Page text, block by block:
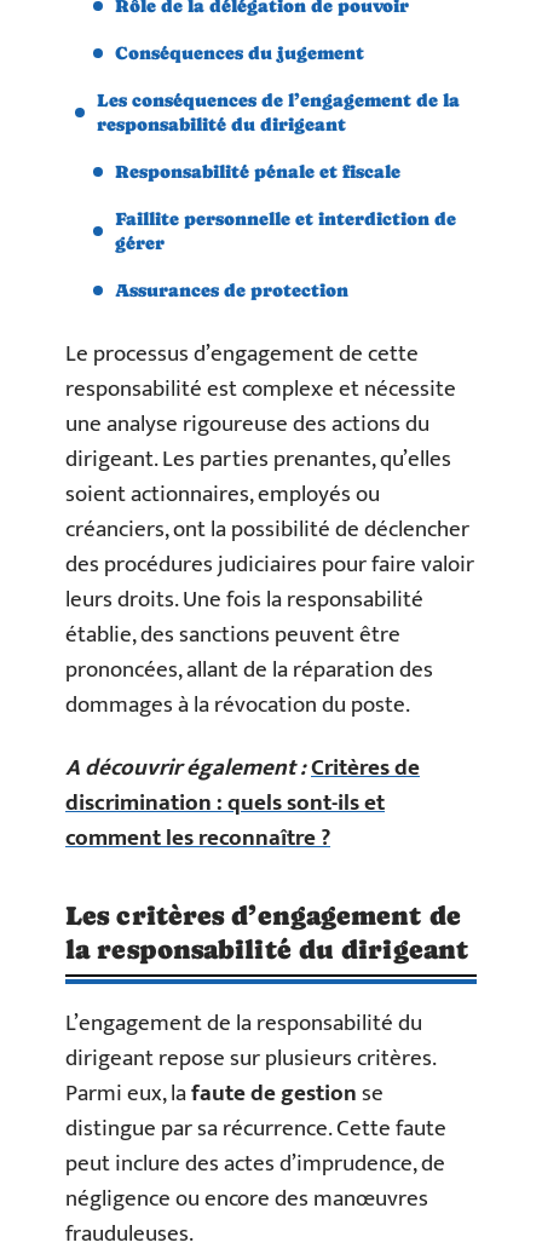
Rôle de la délégation de pouvoir
Conséquences du jugement
Les conséquences de l’engagement de la
responsabilité du dirigeant
Responsabilité pénale et fiscale
Faillite personnelle et interdiction de
gérer
Assurances de protection
Le processus d’engagement de cette
responsabilité est complexe et nécessite
une analyse rigoureuse des actions du
dirigeant. Les parties prenantes, qu’elles
soient actionnaires, employés ou
créanciers, ont la possibilité de déclencher
des procédures judiciaires pour faire valoir
leurs droits. Une fois la responsabilité
établie, des sanctions peuvent être
prononcées, allant de la réparation des
dommages à la révocation du poste.
A découvrir également :Critères de
discrimination : quels sont-ils et
comment les reconnaître ?
Les critères d’engagement de
la responsabilité du dirigeant
L’engagement de la responsabilité du
dirigeant repose sur plusieurs critères.
Parmi eux, lafaute de gestionse
distingue par sa récurrence. Cette faute
peut inclure des actes d’imprudence, de
négligence ou encore des manœuvres
frauduleuses.